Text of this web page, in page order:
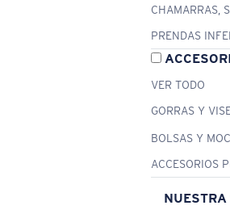
CHAMARRAS,
PRENDAS
VER TODO
GORRAS Y
BOLSAS Y
ACCESORIOS
NUESTRA